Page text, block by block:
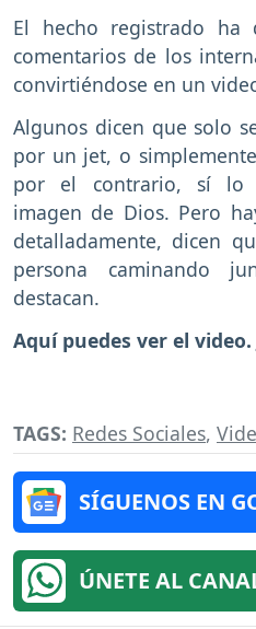
El hecho registrado
comentarios de los
convirtiéndose en un
Algunos dicen que solo
por un jet, o
por el contrario, sí lo
imagen de Dios. Pero
detalladamente, dicen
persona caminando
destacan.
Aquí puedes ver el
TAGS: Redes Sociales,
SÍGUENOS EN
ÚNETE AL